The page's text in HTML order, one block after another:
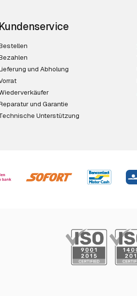
Kundenservice
und Abholung
und Garantie
Unterstützung